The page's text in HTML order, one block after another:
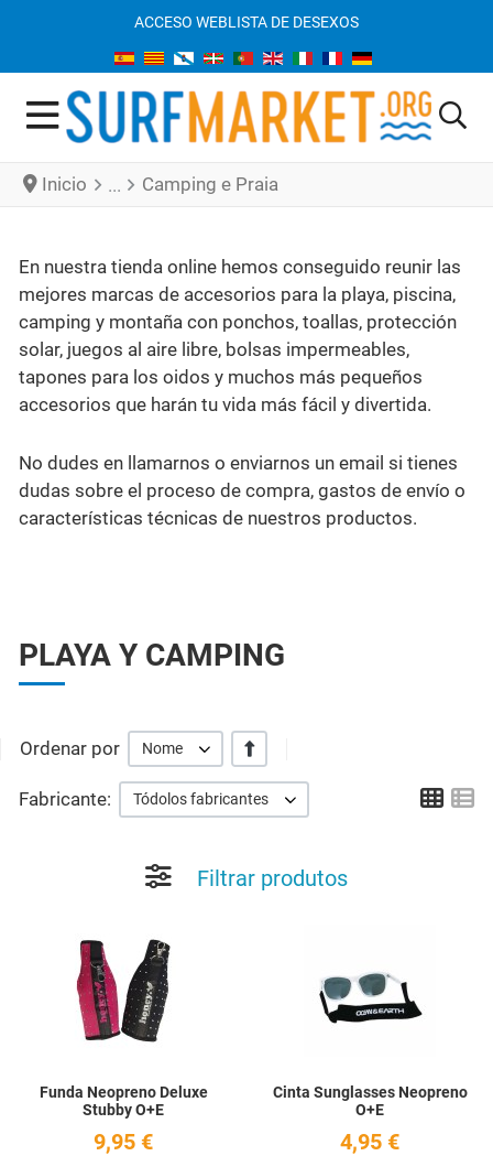
ACCESO WEBLISTA DE DESEXOS
Inicio Camping e Praia
En nuestra tienda online hemos conseguido reunir las
mejores marcas de accesorios para la playa, piscina,
camping y montaña con ponchos, toallas, protección
solar, juegos al aire libre, bolsas impermeables,
tapones para los oidos y muchos más pequeños
accesorios que harán tu vida más fácil y divertida.
No dudes en llamarnos o enviarnos un email si tienes
dudas sobre el proceso de compra, gastos de envío o
características técnicas de nuestros productos.
PLAYA Y CAMPING
Ordenar por Nome +/-
Fabricante: Tódolos fabricantes Grid
Filtrar produtos
Quick View
Funda Neopreno Deluxe
Stubby O+E
9,95 €
Cinta Sunglasses Neopreno
O+E
4,95 €